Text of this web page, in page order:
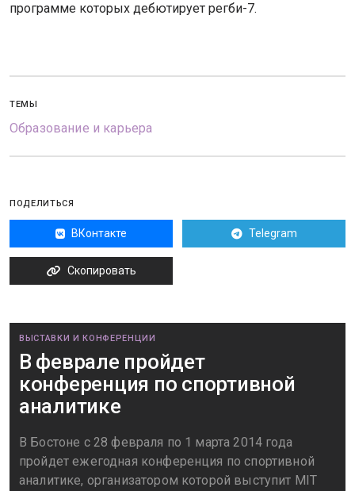
программе которых дебютирует регби-7.
ТЕМЫ
Образование и карьера
ПОДЕЛИТЬСЯ
ВКонтакте Telegram
Скопировать
ВЫСТАВКИ И КОНФЕРЕНЦИИ
В феврале пройдет
конференция по спортивной
аналитике
В Бостоне с 28 февраля по 1 марта 2014 года
пройдет ежегодная конференция по спортивной
аналитике, организатором которой выступит MIT